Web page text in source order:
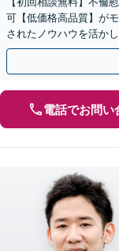
可【低価格高品質】が
されたノウハウを活か
目指します。【休日・
電話でお問い